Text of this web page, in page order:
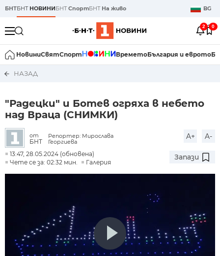
БНТБНТ НОВИНИБНТСпортБНТ На живо BG
2 0
НовиниСвятСпорт ВреметоБългария и еврото
НАЗАД
"Радецки" и Ботев огряха в небето
над Враца (СНИМКИ)
от
БНТ
Репортер: Мирослава
Георгиева
A+ A-
13:47, 28.05.2024 (обновена)
Чете се за: 02:32 мин.
Галерия
Запази